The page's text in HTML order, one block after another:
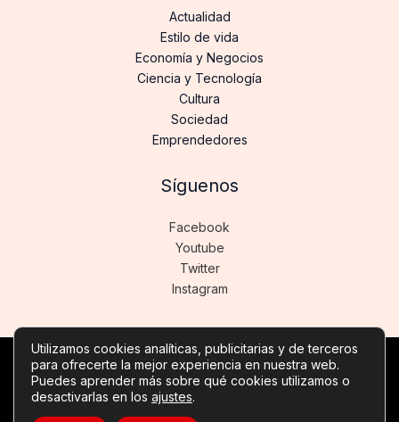
Actualidad
Estilo de vida
Economía y Negocios
Ciencia y Tecnología
Cultura
Sociedad
Emprendedores
Síguenos
Facebook
Youtube
Twitter
Instagram
Copyright © Todos los derechos reservados -
noticiasdeinformatica.es
Utilizamos cookies analíticas, publicitarias y de terceros
para ofrecerte la mejor experiencia en nuestra web.
Puedes aprender más sobre qué cookies utilizamos o
desactivarlas en los ajustes.